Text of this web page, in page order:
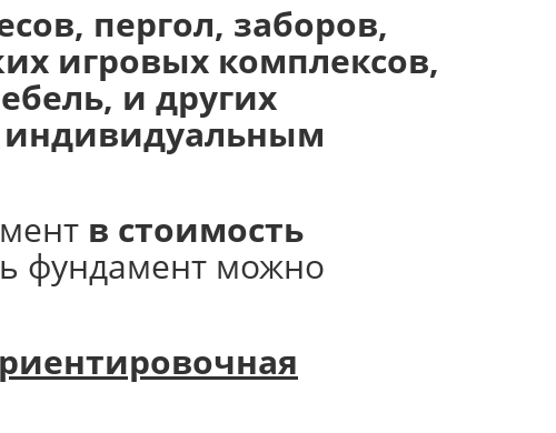
пергол, заборов,
игровых комплексов,
и других
индивидуальным
в стоимость
фундамент можно